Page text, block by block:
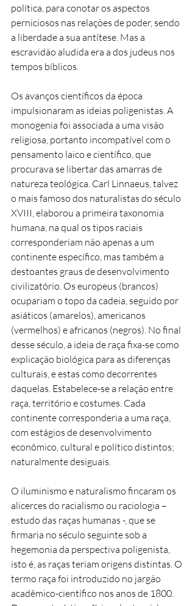
política, para conotar os aspectos
perniciosos nas relações de poder, sendo
a liberdade a sua antítese. Mas a
escravidão aludida era a dos judeus nos
tempos bíblicos.
Os avanços científicos da época
impulsionaram as ideias poligenistas. A
monogenia foi associada a uma visão
religiosa, portanto incompatível com o
pensamento laico e científico, que
procurava se libertar das amarras de
natureza teológica. Carl Linnaeus, talvez
o mais famoso dos naturalistas do século
XVIII, elaborou a primeira taxonomia
humana, na qual os tipos raciais
corresponderiam não apenas a um
continente específico, mas também a
destoantes graus de desenvolvimento
civilizatório. Os europeus (brancos)
ocupariam o topo da cadeia, seguido por
asiáticos (amarelos), americanos
(vermelhos) e africanos (negros). No final
desse século, a ideia de raça fixa-se como
explicação biológica para as diferenças
culturais, e estas como decorrentes
daquelas. Estabelece-se a relação entre
raça, território e costumes. Cada
continente corresponderia a uma raça,
com estágios de desenvolvimento
econômico, cultural e político distintos;
naturalmente desiguais.
O iluminismo e naturalismo fincaram os
alicerces do racialismo ou raciologia –
estudo das raças humanas -, que se
firmaria no século seguinte sob a
hegemonia da perspectiva poligenista,
isto é, as raças teriam origens distintas. O
termo raça foi introduzido no jargão
acadêmico-científico nos anos de 1800.